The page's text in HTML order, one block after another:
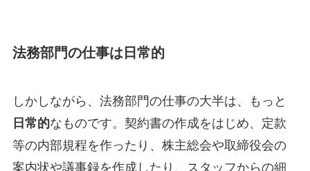
法務部門の仕事は日常的
しかしながら、法務部門の仕事の大半は、もっと
日常的なものです。契約書の作成をはじめ、定款
等の内部規程を作ったり、株主総会や取締役会の
案内状や議事録を作成したり、スタッフからの細